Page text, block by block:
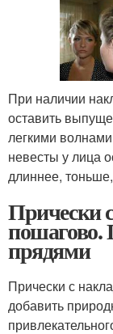
При наличии
оставить
легкими
невесты у лица
длиннее, тоньше,
Прически
пошагово.
прядями
Прически с
добавить